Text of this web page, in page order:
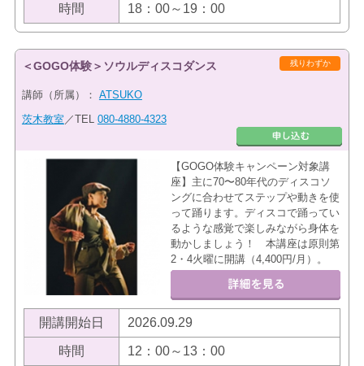
時間 18：00～19：00
残りわずか
＜GOGO体験＞ソウルディスコダンス
講師（所属）： ATSUKO
茨木教室 ／TEL 080-4880-4323
【GOGO体験キャンペーン対象講
座】主に70〜80年代のディスコソ
ングに合わせてステップや動きを使
って踊ります。ディスコで踊ってい
るような感覚で楽しみながら身体を
動かしましょう！ 本講座は原則第
2・4火曜に開講（4,400円/月）。
開講開始日 2026.09.29
時間 12：00～13：00